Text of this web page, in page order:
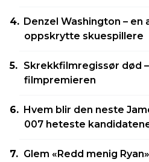
Denzel Washington –
oppskrytte skuespillere
Skrekkfilmregissør død
filmpremieren
Hvem blir den neste
007 heteste
Glem «Redd menig